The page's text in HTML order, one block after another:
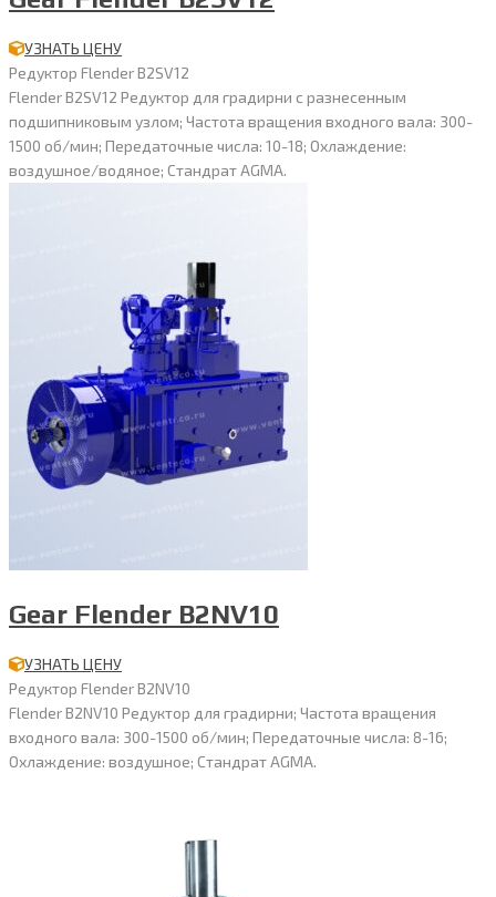
УЗНАТЬ ЦЕНУ
Редуктор Flender B2SV12
Flender B2SV12 Редуктор для градирни с разнесенным
подшипниковым узлом; Частота вращения входного вала: 300-
1500 об/мин; Передаточные числа: 10-18; Охлаждение:
воздушное/водяное; Стандрат AGMA.
Gear Flender B2NV10
УЗНАТЬ ЦЕНУ
Редуктор Flender B2NV10
Flender B2NV10 Редуктор для градирни; Частота вращения
входного вала: 300-1500 об/мин; Передаточные числа: 8-16;
Охлаждение: воздушное; Стандрат AGMA.